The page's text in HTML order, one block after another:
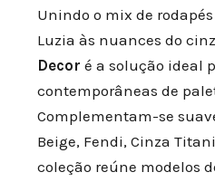
Unindo o mix de
Luzia às nuances do
Decor é a solução ideal
contemporâneas de
Complementam-se
Beige, Fendi, Cinza
coleção reúne modelos